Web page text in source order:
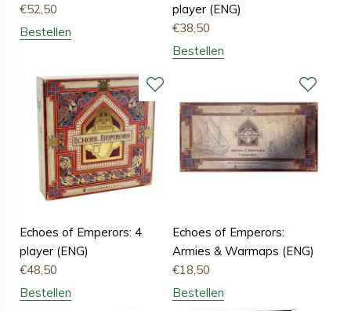
€52,50
Bestellen
player (ENG)
€38,50
Bestellen
Echoes of Emperors: 4
player (ENG)
€48,50
Bestellen
Echoes of Emperors:
Armies & Warmaps (ENG)
€18,50
Bestellen